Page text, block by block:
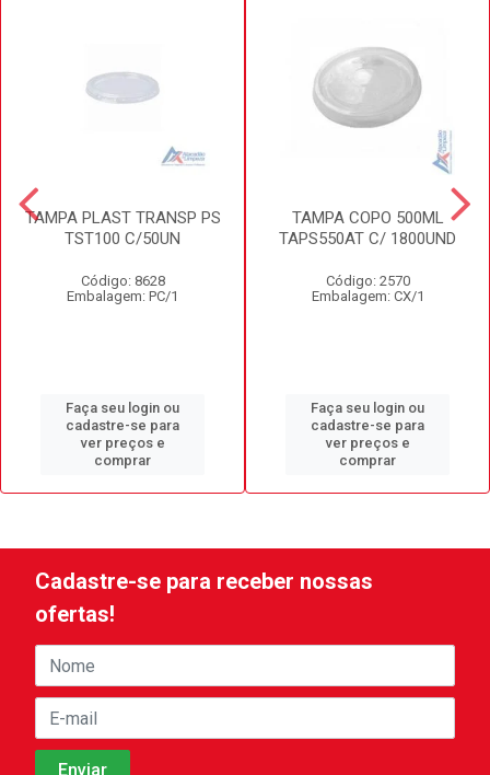
TAMPA PLAST TRANSP PS
TST100 C/50UN
Código: 8628
Embalagem: PC/1
Faça seu login ou
cadastre-se para
ver preços e
comprar
TAMPA COPO 500ML
TAPS550AT C/ 1800UND
Código: 2570
Embalagem: CX/1
Faça seu login ou
cadastre-se para
ver preços e
comprar
Cadastre-se para receber nossas
ofertas!